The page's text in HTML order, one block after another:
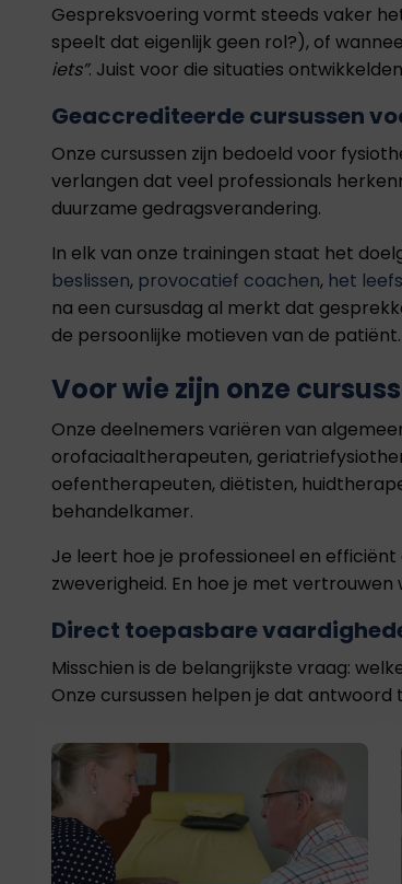
Gespreksvoering vormt steeds vaker
speelt dat eigenlijk geen rol?), of
iets”. Juist voor die situaties
Geaccrediteerde cursussen
Onze cursussen zijn bedoeld voor
verlangen dat veel professionals
duurzame gedragsverandering.
In elk van onze trainingen staat het
beslissen, provocatief coachen, het
na een cursusdag al merkt dat
de persoonlijke motieven van de patiënt.
Voor wie zijn onze
Onze deelnemers variëren van
orofaciaaltherapeuten,
oefentherapeuten, diëtisten,
behandelkamer.
Je leert hoe je professioneel en
zweverigheid. En hoe je met
Direct toepasbare
Misschien is de belangrijkste vraag:
Onze cursussen helpen je dat